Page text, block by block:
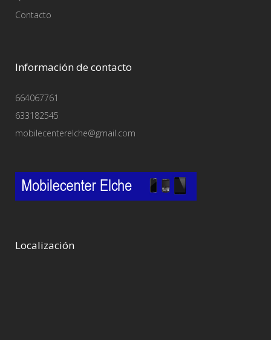
Contacto
Información de contacto
664067761
633182545
mobilecenterelche@gmail.com
Localización